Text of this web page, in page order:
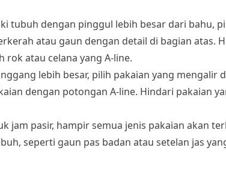
tubuh dengan pinggul lebih besar dari bahu,
atau gaun dengan detail di bagian atas.
atau celana yang A-line.
lebih besar, pilih pakaian yang mengalir
dengan potongan A-line. Hindari pakaian
jam pasir, hampir semua jenis pakaian akan
seperti gaun pas badan atau setelan jas